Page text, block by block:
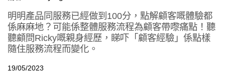
明明產品同服務已經做到100分，點解顧客嘅體驗都
係麻麻地？可能係整體服務流程為顧客帶嚟痛點！聽
聽顧問Ricky嘅親身經歷，睇吓「顧客經驗」係點樣
隨住服務流程而變化。
19/05/2023